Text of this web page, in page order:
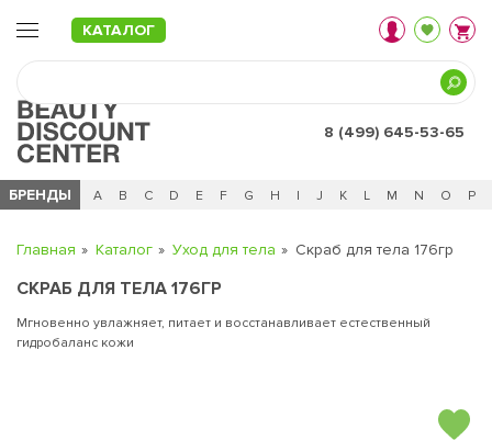
КАТАЛОГ
8 (499) 645-53-65
БРЕНДЫ
Ч 0 - 9 A B C D E F G H I J K L M N O P
Главная Каталог Уход для тела Скраб для тела 176гр
СКРАБ ДЛЯ ТЕЛА 176ГР
Мгновенно увлажняет, питает и восстанавливает естественный
гидробаланс кожи